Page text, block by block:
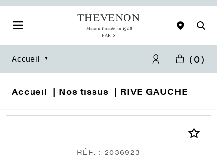
Accueil (0)
Accueil Nos tissus RIVE GAUCHE
RÉF. : 2036923